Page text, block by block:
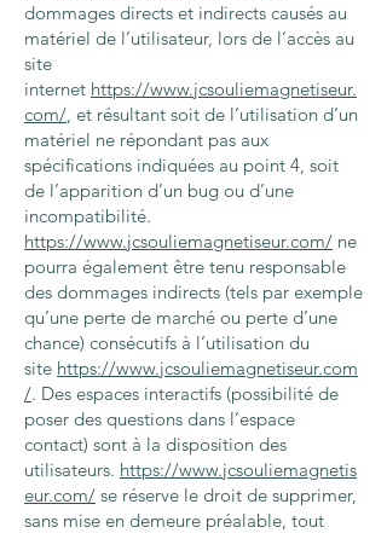
dommages directs et indirects causés au
matériel de l’utilisateur, lors de l’accès au
site
internet https://www.jcsouliemagnetiseur.
com/, et résultant soit de l’utilisation d’un
matériel ne répondant pas aux
spécifications indiquées au point 4, soit
de l’apparition d’un bug ou d’une
incompatibilité.
https://www.jcsouliemagnetiseur.com/ ne
pourra également être tenu responsable
des dommages indirects (tels par exemple
qu’une perte de marché ou perte d’une
chance) consécutifs à l’utilisation du
site https://www.jcsouliemagnetiseur.com
/. Des espaces interactifs (possibilité de
poser des questions dans l’espace
contact) sont à la disposition des
utilisateurs. https://www.jcsouliemagnetis
eur.com/ se réserve le droit de supprimer,
sans mise en demeure préalable, tout